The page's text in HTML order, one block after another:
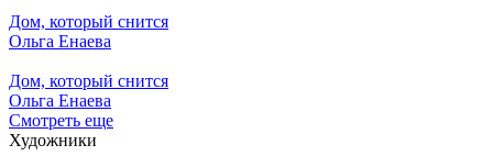
Дом, который снится
Ольга Енаева
Дом, который снится
Ольга Енаева
Смотреть еще
Художники